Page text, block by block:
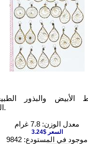
الأبيض والبذور
المجوهرات من بيرو.
معدل الوزن: 7.8 غرام
السعر $3.24
موجود في المستودع: 9842